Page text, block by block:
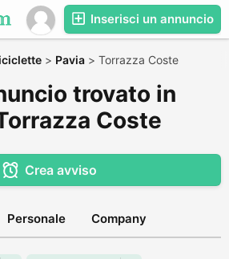
Inserisci un annuncio
> Pavia > Torrazza Coste
trovato in
Coste
Crea avviso
Personale Company